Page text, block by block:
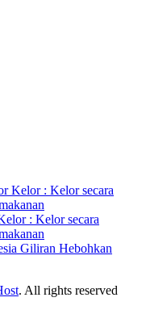
Kelor : Kelor secara
: Kelor secara
Giliran Hebohkan
. All rights reserved